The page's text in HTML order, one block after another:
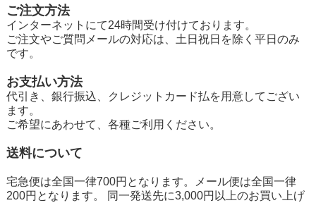
ご注文方法
インターネットにて24時間受け付けております。
ご注文やご質問メールの対応は、土日祝日を除く平日のみ
です。
お支払い方法
代引き、銀行振込、クレジットカード払を用意してござい
ます。
ご希望にあわせて、各種ご利用ください。
送料について
宅急便は全国一律700円となります。メール便は全国一律
200円となります。 同一発送先に3,000円以上のお買い上げ